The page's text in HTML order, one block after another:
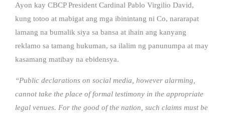
Ayon kay CBCP President Cardinal Pablo Virgilio David,
kung totoo at mabigat ang mga ibinintang ni Co, nararapat
lamang na bumalik siya sa bansa at ihain ang kanyang
reklamo sa tamang hukuman, sa ilalim ng panunumpa at may
kasamang matibay na ebidensya.
“Public declarations on social media, however alarming,
cannot take the place of formal testimony in the appropriate
legal venues. For the good of the nation, such claims must be